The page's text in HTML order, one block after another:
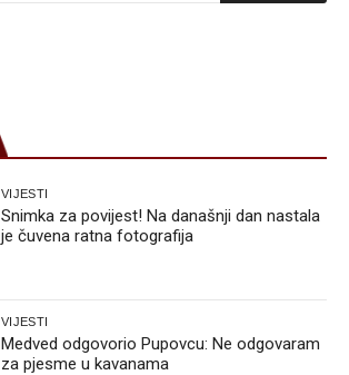
VIJESTI
Snimka za povijest! Na današnji dan nastala
je čuvena ratna fotografija
VIJESTI
Medved odgovorio Pupovcu: Ne odgovaram
za pjesme u kavanama